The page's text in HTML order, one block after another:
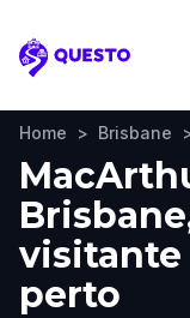
Questo
Home > Brisbane
visitante
perto